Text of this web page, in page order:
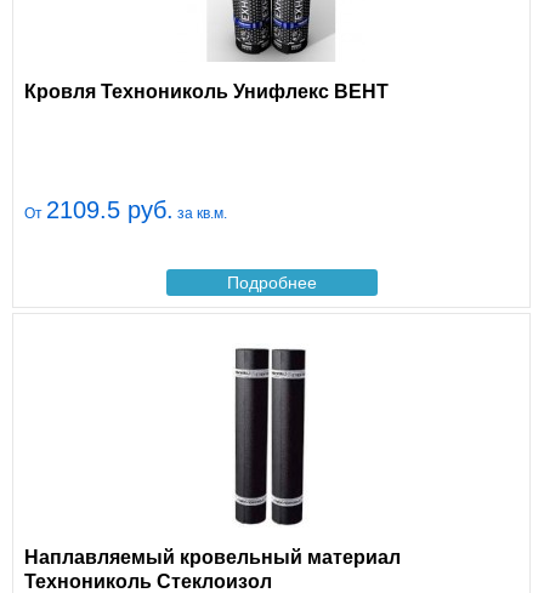
Кровля Технониколь Унифлекс ВЕНТ
От 2109.5 руб. за кв.м.
Подробнее
Наплавляемый кровельный материал
Технониколь Стеклоизол